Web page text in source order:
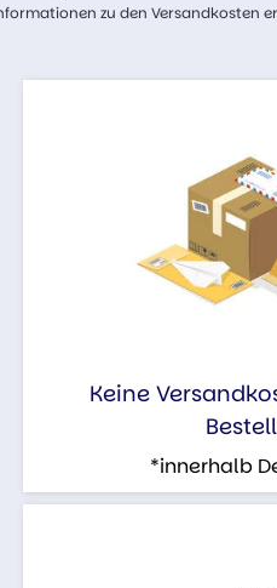
zu den Versandkosten
Keine
*innerhalb